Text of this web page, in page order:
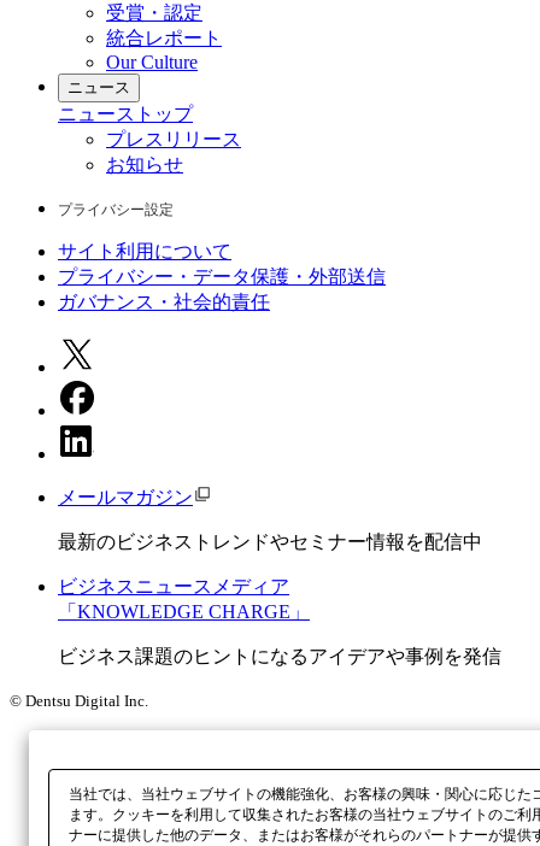
受賞・認定
統合レポート
Our Culture
ニュース
ニュース トップ
プレスリリース
お知らせ
プライバシー設定
サイト利用について
プライバシー・データ保護・外部送信
ガバナンス・社会的責任
メールマガジン
最新のビジネストレンドやセミナー情報を配信中
ビジネスニュースメディア
「KNOWLEDGE CHARGE」
ビジネス課題のヒントになるアイデアや事例を発信
© Dentsu Digital Inc.
当社では、当社ウェブサイトの機能強化、お客様の興味・関心に応じ
ます。クッキーを利用して収集されたお客様の当社ウェブサイトのご
ナーに提供した他のデータ、またはお客様がそれらのパートナーが提